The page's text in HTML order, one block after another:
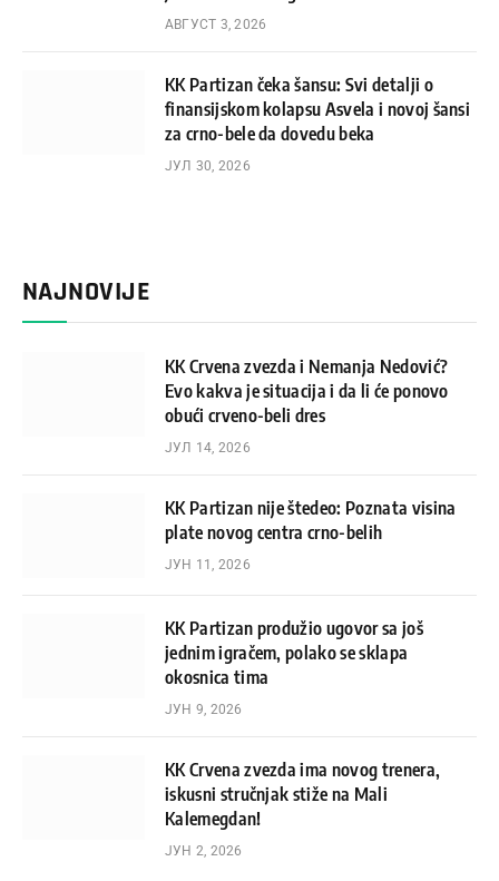
АВГУСТ 3, 2026
KK Partizan čeka šansu: Svi detalji o
finansijskom kolapsu Asvela i novoj šansi
za crno-bele da dovedu beka
ЈУЛ 30, 2026
NAJNOVIJE
KK Crvena zvezda i Nemanja Nedović?
Evo kakva je situacija i da li će ponovo
obući crveno-beli dres
ЈУЛ 14, 2026
KK Partizan nije štedeo: Poznata visina
plate novog centra crno-belih
ЈУН 11, 2026
KK Partizan produžio ugovor sa još
jednim igračem, polako se sklapa
okosnica tima
ЈУН 9, 2026
KK Crvena zvezda ima novog trenera,
iskusni stručnjak stiže na Mali
Kalemegdan!
ЈУН 2, 2026